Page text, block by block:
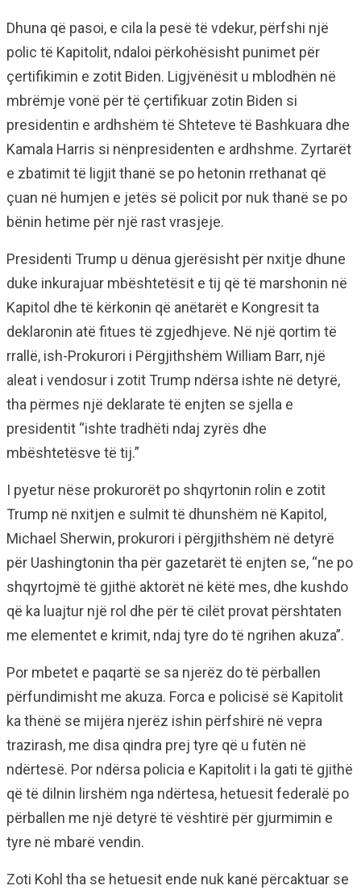
Dhuna që pasoi, e cila la pesë të vdekur, përfshi një
polic të Kapitolit, ndaloi përkohësisht punimet për
çertifikimin e zotit Biden. Ligjvënësit u mblodhën në
mbrëmje vonë për të çertifikuar zotin Biden si
presidentin e ardhshëm të Shteteve të Bashkuara dhe
Kamala Harris si nënpresidenten e ardhshme. Zyrtarët
e zbatimit të ligjit thanë se po hetonin rrethanat që
çuan në humjen e jetës së policit por nuk thanë se po
bënin hetime për një rast vrasjeje.
Presidenti Trump u dënua gjerësisht për nxitje dhune
duke inkurajuar mbështetësit e tij që të marshonin në
Kapitol dhe të kërkonin që anëtarët e Kongresit ta
deklaronin atë fitues të zgjedhjeve. Në një qortim të
rrallë, ish-Prokurori i Përgjithshëm William Barr, një
aleat i vendosur i zotit Trump ndërsa ishte në detyrë,
tha përmes një deklarate të enjten se sjella e
presidentit “ishte tradhëti ndaj zyrës dhe
mbështetësve të tij.”
I pyetur nëse prokurorët po shqyrtonin rolin e zotit
Trump në nxitjen e sulmit të dhunshëm në Kapitol,
Michael Sherwin, prokurori i përgjithshëm në detyrë
për Uashingtonin tha për gazetarët të enjten se, “ne po
shqyrtojmë të gjithë aktorët në këtë mes, dhe kushdo
që ka luajtur një rol dhe për të cilët provat përshtaten
me elementet e krimit, ndaj tyre do të ngrihen akuza”.
Por mbetet e paqartë se sa njerëz do të përballen
përfundimisht me akuza. Forca e policisë së Kapitolit
ka thënë se mijëra njerëz ishin përfshirë në vepra
trazirash, me disa qindra prej tyre që u futën në
ndërtesë. Por ndërsa policia e Kapitolit i la gati të gjithë
që të dilnin lirshëm nga ndërtesa, hetuesit federalë po
përballen me një detyrë të vështirë për gjurmimin e
tyre në mbarë vendin.
Zoti Kohl tha se hetuesit ende nuk kanë përcaktuar se